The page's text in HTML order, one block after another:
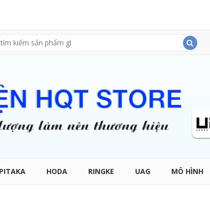
PITAKA HODA RINGKE UAG MÔ HÌNH